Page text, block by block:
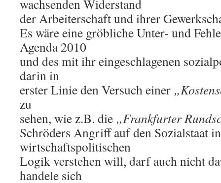
wachsenden Widerstand
der Arbeiterschaft und ihrer
Es wäre eine gröbliche Unter- und
Agenda 2010
und des mit ihr eingeschlagenen
darin in
erster Linie den Versuch einer
zu
sehen, wie z.B. die „Frankfurter
Schröders Angriff auf den Sozialstaat
wirtschaftspolitischen
Logik verstehen will, darf auch nicht
handele sich